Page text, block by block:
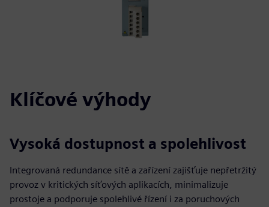
Klíčové výhody
Vysoká dostupnost a spolehlivost
Integrovaná redundance sítě a zařízení zajišťuje nepřetržitý
provoz v kritických síťových aplikacích, minimalizuje
prostoje a podporuje spolehlivé řízení i za poruchových